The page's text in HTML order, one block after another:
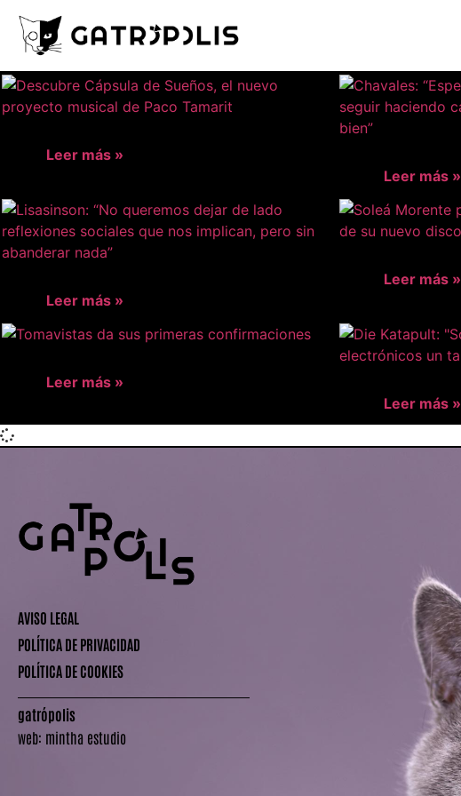
Leer más »
Leer más »
Leer más »
Leer más »
Leer más »
Leer más »
AVISO LEGAL
POLÍTICA DE PRIVACIDAD
POLÍTICA DE COOKIES
gatrópolis
web: mintha estudio